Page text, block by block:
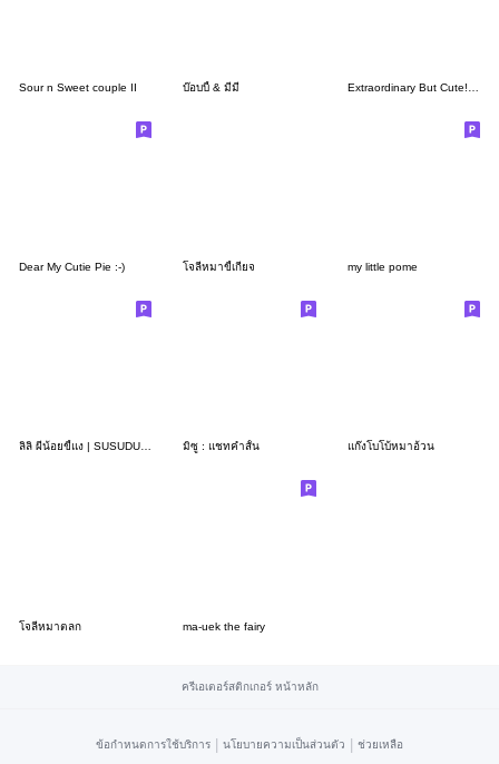
Sour n Sweet couple II บ๊อบบี้ & มีมี่
Dear My Cutie Pie :-) โจลี่หมาขี้เกียจ my little pome
ลิลิ ผีน้อยขี้แง | SUSUDUMDUM มิซู : แชทคำสั้น แก๊งโบโบ้หมาอ้วน
โจลี่หมาตลก ma-uek the fairy
ครีเอเตอร์สติกเกอร์ หน้าหลัก
ข้อกำหนดการใช้บริการ | นโยบายความเป็นส่วนตัว | ช่วยเหลือ